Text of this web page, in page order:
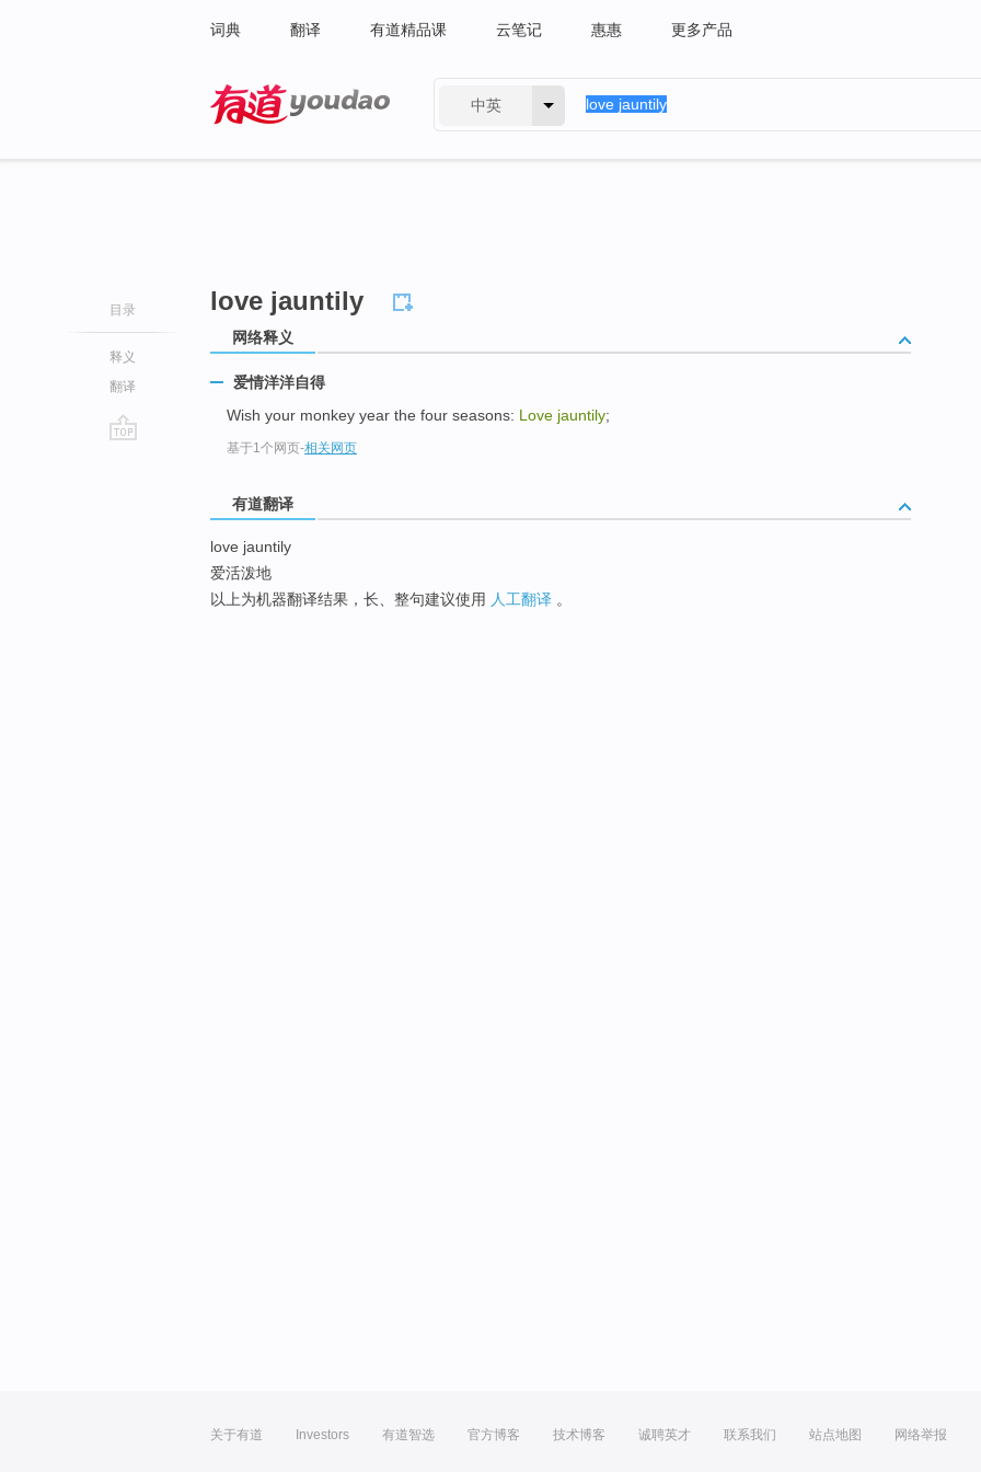
词典 翻译 有道精品课 云笔记 惠惠 更多产品
中英
目录
释义
翻译
love jauntily
网络释义
爱情洋洋自得
Wish your monkey year the four seasons: Love jauntily;
基于1个网页-相关网页
有道翻译
love jauntily
爱活泼地
以上为机器翻译结果，长、整句建议使用 人工翻译 。
关于有道 Investors 有道智选 官方博客 技术博客 诚聘英才 联系我们 站点地图 网络举报